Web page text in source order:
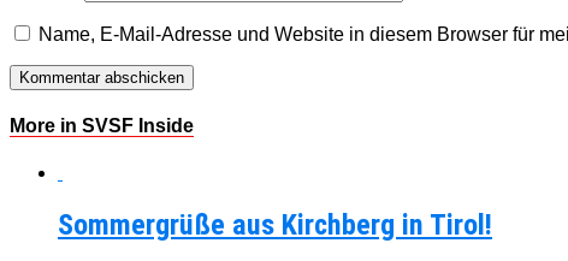
Name, E-Mail-Adresse und Website in diesem Browser für
More in SVSF Inside
Sommergrüße aus Kirchberg in Tirol!